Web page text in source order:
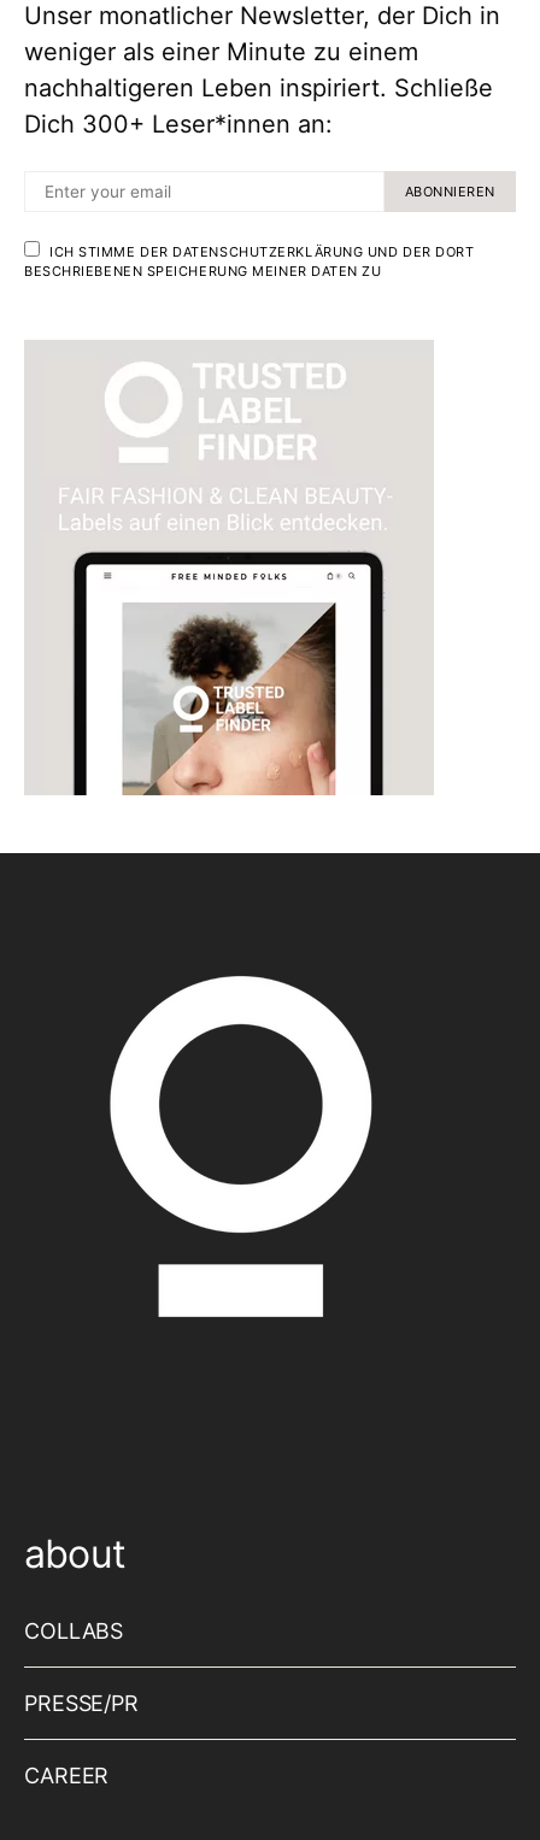
Unser monatlicher Newsletter, der Dich in
weniger als einer Minute zu einem
nachhaltigeren Leben inspiriert. Schließe
Dich 300+ Leser*innen an:
ABONNIEREN
ICH STIMME DER DATENSCHUTZERKLÄRUNG UND DER DORT
BESCHRIEBENEN SPEICHERUNG MEINER DATEN ZU
about
COLLABS
PRESSE/PR
CAREER